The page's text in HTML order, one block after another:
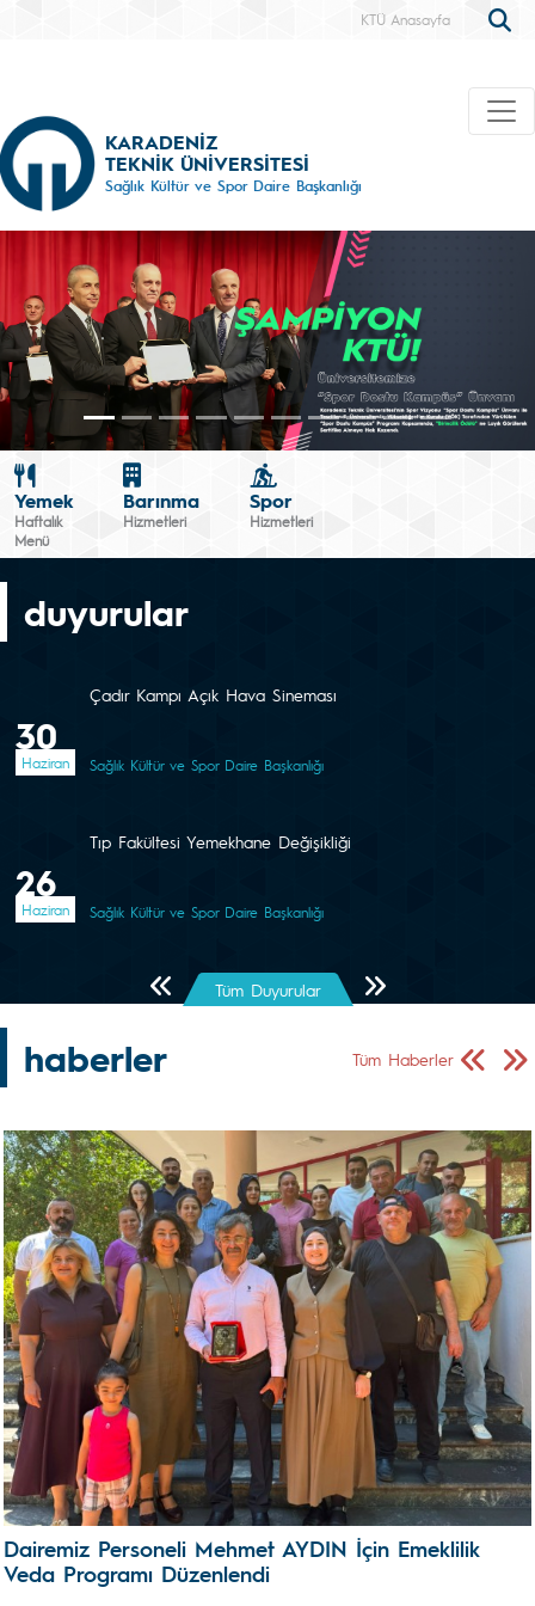
KTÜ Anasayfa
KARADENİZ
TEKNİK ÜNİVERSİTESİ
Sağlık Kültür ve Spor Daire Başkanlığı
Yemek
Haftalık
Menü
Barınma
Hizmetleri
Spor
Hizmetleri
duyurular
30
Haziran
Çadır Kampı Açık Hava Sineması
Sağlık Kültür ve Spor Daire Başkanlığı
26
Haziran
Tıp Fakültesi Yemekhane Değişikliği
Sağlık Kültür ve Spor Daire Başkanlığı
Önceki SayfaTüm Duyurular Sonraki Sayfa
haberler Tüm Haberler
Önceki
Dairemiz Personeli Mehmet AYDIN İçin Emeklilik
Veda Programı Düzenlendi